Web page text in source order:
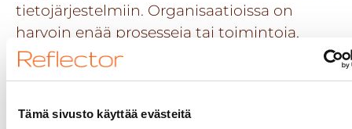
Tämä sivusto käyttää evästeitä
tietojärjestelmiin. Organisaatioissa on
harvoin enää prosesseja tai toimintoja,
joilla ei ole minkäänlaista
tietojärjestelmätukea.
Ajatus 2: